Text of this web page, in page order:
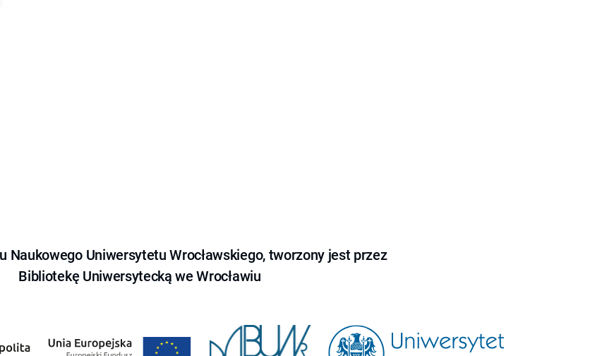
Naukowego Uniwersytetu Wrocławskiego, tworzony jest przez
Bibliotekę Uniwersytecką we Wrocławiu